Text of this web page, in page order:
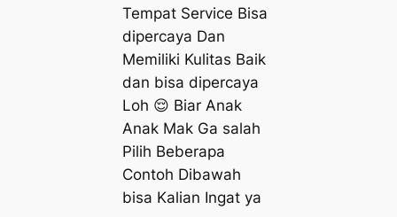
Tempat Service Bisa
dipercaya Dan
Memiliki Kulitas Baik
dan bisa dipercaya
Loh 😌 Biar Anak
Anak Mak Ga salah
Pilih Beberapa
Contoh Dibawah
bisa Kalian Ingat ya